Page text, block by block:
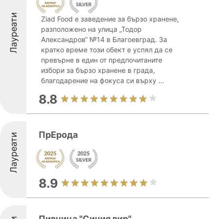
Лауреати
Ziad Food е заведение за бързо хранене,
разположено на улица „Тодор
Александров“ №14 в Благоевград. За
кратко време този обект е успял да се
превърне в един от предпочитаните
избори за бързо хранене в града,
благодарение на фокуса си върху ...
8.8
Лауреати ПрЕрода
8.9